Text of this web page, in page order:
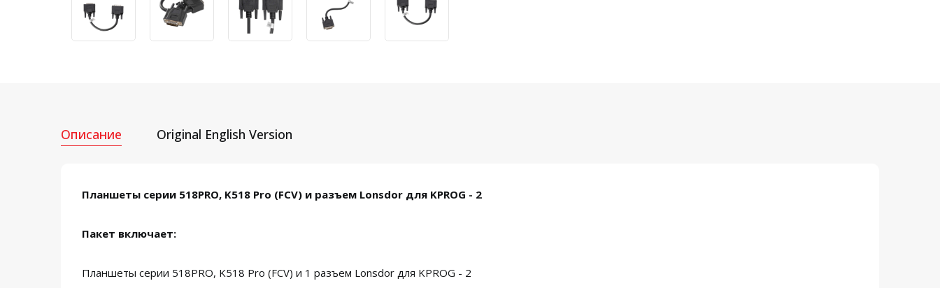
Описание Original English Version
Планшеты серии 518PRO, K518 Pro (FCV) и разъем Lonsdor для KPROG - 2
Пакет включает:
Планшеты серии 518PRO, K518 Pro (FCV) и 1 разъем Lonsdor для KPROG - 2